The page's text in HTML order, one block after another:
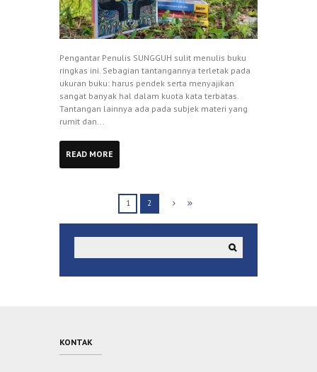
Pengantar Penulis SUNGGUH sulit menulis buku
ringkas ini. Sebagian tantangannya terletak pada
ukuran buku: harus pendek serta menyajikan
sangat banyak hal dalam kuota kata terbatas.
Tantangan lainnya ada pada subjek materi yang
rumit dan...
READ MORE
1 2
KONTAK